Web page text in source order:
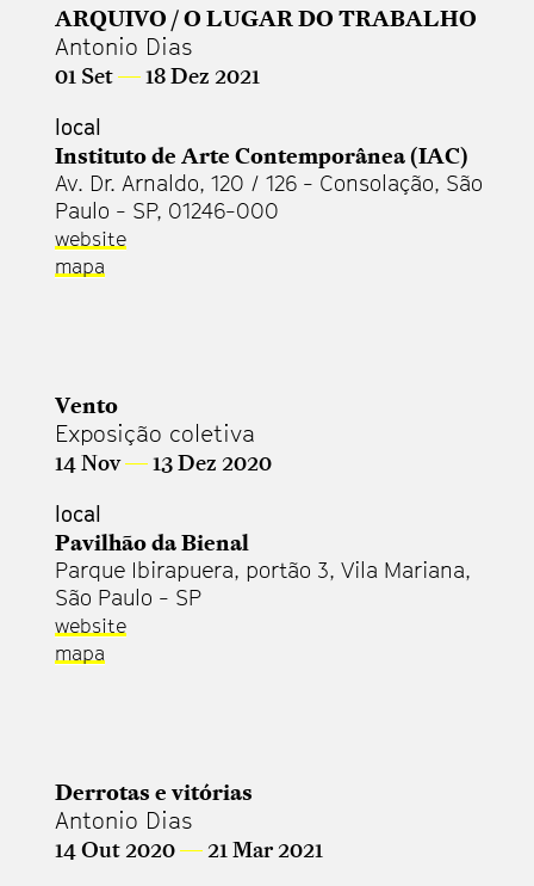
ARQUIVO / O LUGAR DO TRABALHO
Antonio Dias
01 Set—18 Dez 2021
local
Instituto de Arte Contemporânea (IAC)
Av. Dr. Arnaldo, 120 / 126 - Consolação, São
Paulo - SP, 01246-000
website
mapa
Vento
Exposição coletiva
14 Nov—13 Dez 2020
local
Pavilhão da Bienal
Parque Ibirapuera, portão 3, Vila Mariana,
São Paulo - SP
website
mapa
Derrotas e vitórias
Antonio Dias
14 Out 2020—21 Mar 2021